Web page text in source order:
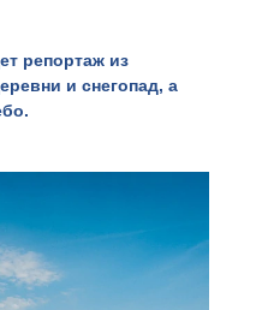
репортаж из
и снегопад, а